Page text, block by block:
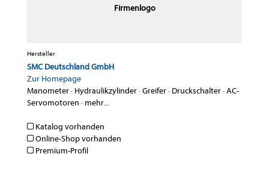
Firmenlogo
Hersteller
SMC Deutschland GmbH
Zur Homepage
Manometer· Hydraulikzylinder·Greifer· Druckschalter·AC-
Servomotoren · mehr...
Katalog vorhanden
Online-Shop vorhanden
Premium-Profil